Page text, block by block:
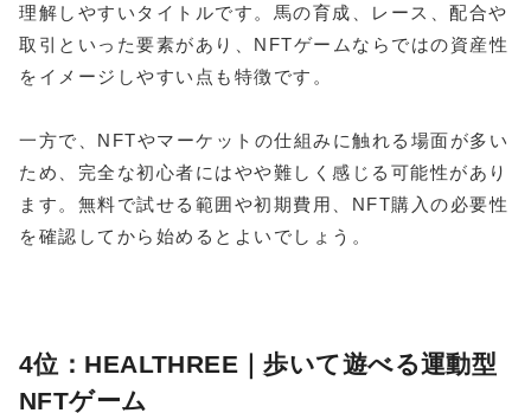
理解しやすいタイトルです。馬の育成、レース、配合や
取引といった要素があり、NFTゲームならではの資産性
をイメージしやすい点も特徴です。
一方で、NFTやマーケットの仕組みに触れる場面が多い
ため、完全な初心者にはやや難しく感じる可能性があり
ます。無料で試せる範囲や初期費用、NFT購入の必要性
を確認してから始めるとよいでしょう。
4位：HEALTHREE｜歩いて遊べる運動型
NFTゲーム